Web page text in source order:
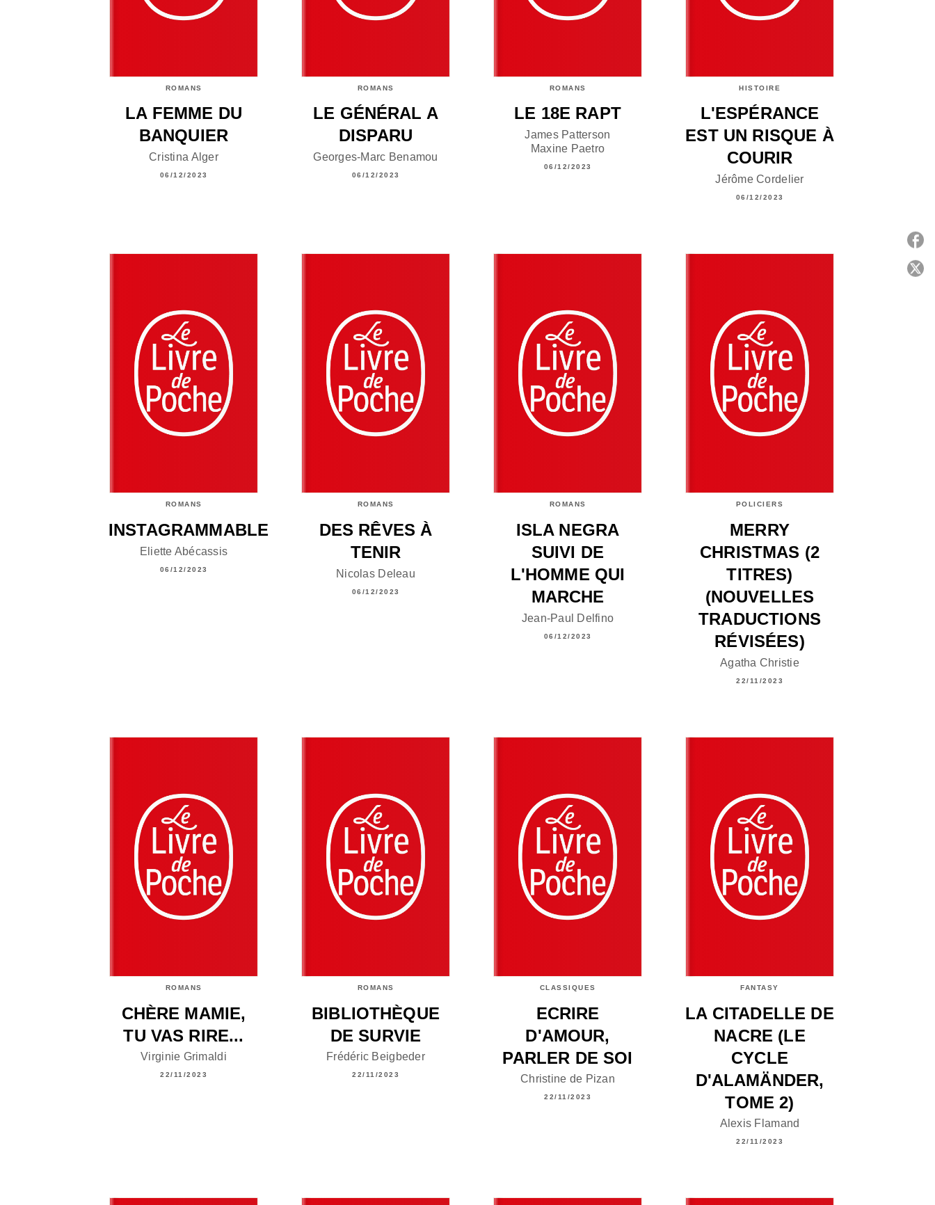
ROMANS
LA FEMME DU
BANQUIER
Cristina Alger
06/12/2023
ROMANS
LE GÉNÉRAL A
DISPARU
Georges-Marc Benamou
06/12/2023
ROMANS
LE 18E RAPT
James Patterson
Maxine Paetro
06/12/2023
HISTOIRE
L'ESPÉRANCE
EST UN RISQUE À
COURIR
Jérôme Cordelier
06/12/2023
ROMANS
INSTAGRAMMABLE
Eliette Abécassis
06/12/2023
ROMANS
DES RÊVES À
TENIR
Nicolas Deleau
06/12/2023
ROMANS
ISLA NEGRA
SUIVI DE
L'HOMME QUI
MARCHE
Jean-Paul Delfino
06/12/2023
POLICIERS
MERRY
CHRISTMAS (2
TITRES)
(NOUVELLES
TRADUCTIONS
RÉVISÉES)
Agatha Christie
22/11/2023
ROMANS
CHÈRE MAMIE,
TU VAS RIRE...
Virginie Grimaldi
22/11/2023
ROMANS
BIBLIOTHÈQUE
DE SURVIE
Frédéric Beigbeder
22/11/2023
CLASSIQUES
ECRIRE
D'AMOUR,
PARLER DE SOI
Christine de Pizan
22/11/2023
FANTASY
LA CITADELLE DE
NACRE (LE
CYCLE
D'ALAMÄNDER,
TOME 2)
Alexis Flamand
22/11/2023